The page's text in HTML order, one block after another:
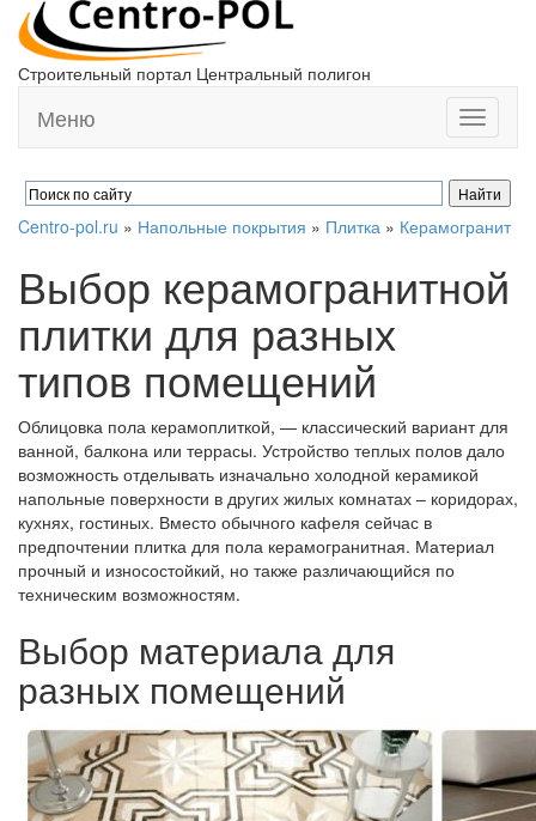
Строительный портал Центральный полигон
Toggle
Меню
Centro-pol.ru » Напольные покрытия » Плитка » Керамогранит
Выбор керамогранитной
плитки для разных
типов помещений
Облицовка пола керамоплиткой, — классический вариант для
ванной, балкона или террасы. Устройство теплых полов дало
возможность отделывать изначально холодной керамикой
напольные поверхности в других жилых комнатах – коридорах,
кухнях, гостиных. Вместо обычного кафеля сейчас в
предпочтении плитка для пола керамогранитная. Материал
прочный и износостойкий, но также различающийся по
техническим возможностям.
Выбор материала для
разных помещений